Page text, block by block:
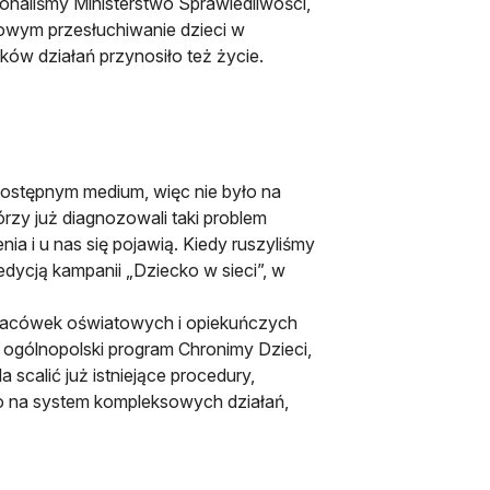
przesłuchiwanie dzieci w
działań przynosiło też życie.
medium, więc nie było na
już diagnozowali taki problem
i u nas się pojawią. Kiedy ruszyliśmy
kampanii „Dziecko w sieci”, w
oświatowych i opiekuńczych
program Chronimy Dzieci,
scalić już istniejące procedury,
system kompleksowych działań,